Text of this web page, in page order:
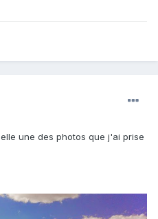
une des photos que j'ai prise